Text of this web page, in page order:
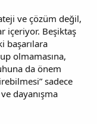
ve çözüm değil,
içeriyor. Beşiktaş
başarılara
olmamasına,
da önem
sadece
dayanışma